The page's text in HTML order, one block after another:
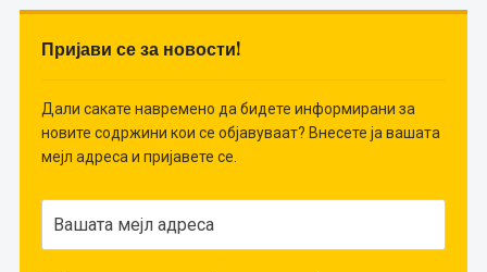
Пријави се за новости!
Дали сакате навремено да бидете информирани за
новите содржини кои се објавуваат? Внесете ја вашата
мејл адреса и пријавете се.